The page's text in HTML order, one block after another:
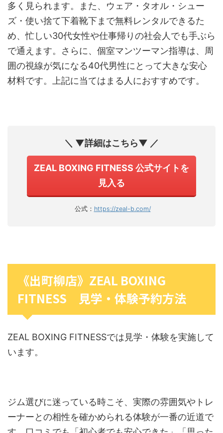
多く見られます。また、ウェア・タオル・シュー
ズ・使い捨て下着靴下まで無料レンタルできるた
め、忙しい30代女性や仕事帰りの社会人でも手ぶら
で通えます。さらに、個室マンツーマン指導は、周
囲の視線が気になる40代男性にとって大きな安心
材料です。上記に当てはまる人におすすめです。
＼ ▼詳細はこちら▼ ／
ZEAL BOXING FITNESS 公式サイトを
見入る
公式： https://zeal-b.com/
《出町柳店》ZEAL BOXING
FITNESS 見学・体験予約方法
ZEAL BOXING FITNESSでは見学・体験を実施して
います。
ジム選びに迷っている時こそ、実際の雰囲気やトレ
ーナーとの相性を確かめられる体験が一番の近道で